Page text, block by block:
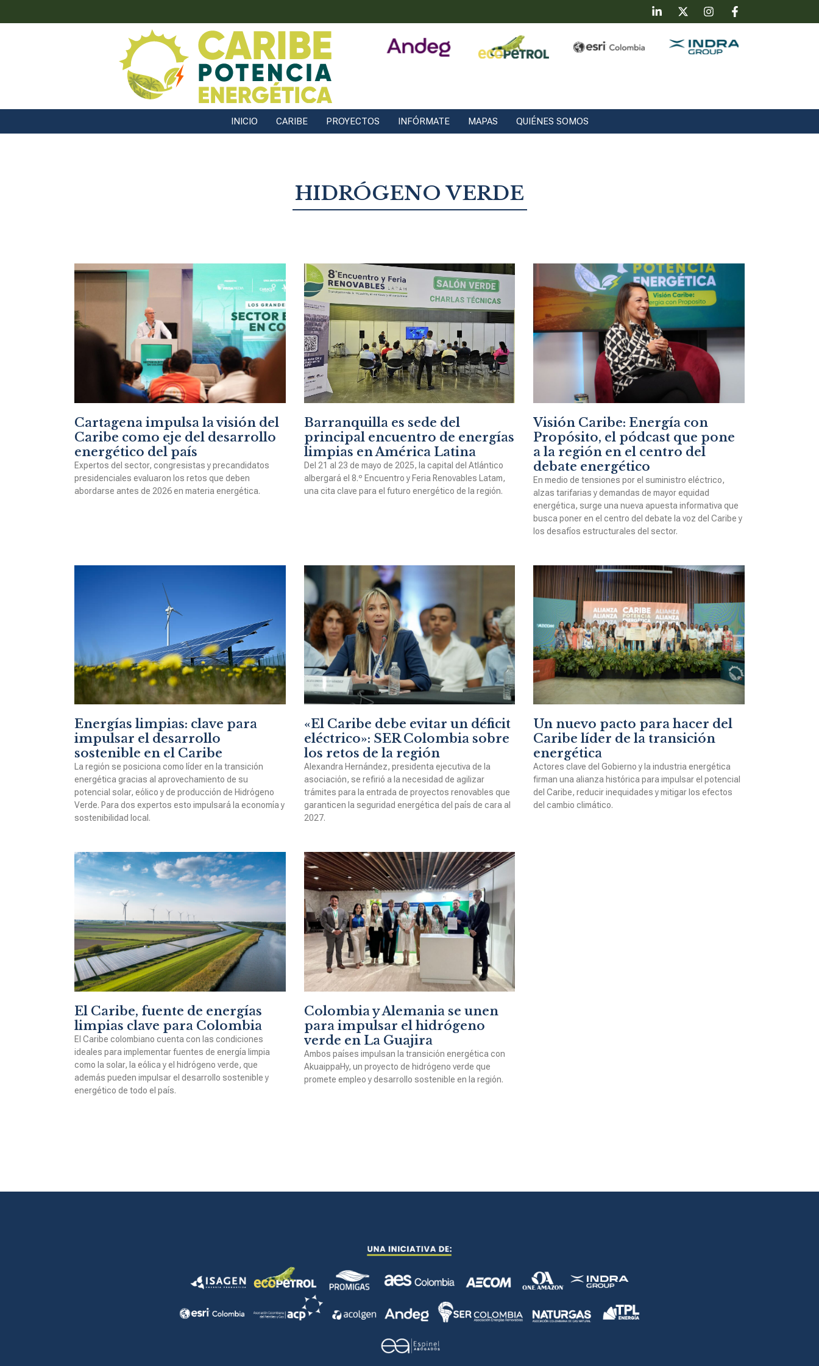
INICIO CARIBE PROYECTOS INFÓRMATE MAPAS QUIÉNES SOMOS
HIDRÓGENO VERDE
Cartagena impulsa la visión del
Caribe como eje del desarrollo
energético del país
Expertos del sector, congresistas y precandidatos
presidenciales evaluaron los retos que deben
abordarse antes de 2026 en materia energética.
Barranquilla es sede del
principal encuentro de energías
limpias en América Latina
Del 21 al 23 de mayo de 2025, la capital del Atlántico
albergará el 8.º Encuentro y Feria Renovables Latam,
una cita clave para el futuro energético de la región.
Visión Caribe: Energía con
Propósito, el pódcast que pone
a la región en el centro del
debate energético
En medio de tensiones por el suministro eléctrico,
alzas tarifarias y demandas de mayor equidad
energética, surge una nueva apuesta informativa que
busca poner en el centro del debate la voz del Caribe y
los desafíos estructurales del sector.
Energías limpias: clave para
impulsar el desarrollo
sostenible en el Caribe
La región se posiciona como líder en la transición
energética gracias al aprovechamiento de su
potencial solar, eólico y de producción de Hidrógeno
Verde. Para dos expertos esto impulsará la economía y
sostenibilidad local.
«El Caribe debe evitar un déficit
eléctrico»: SER Colombia sobre
los retos de la región
Alexandra Hernández, presidenta ejecutiva de la
asociación, se refirió a la necesidad de agilizar
trámites para la entrada de proyectos renovables que
garanticen la seguridad energética del país de cara al
2027.
Un nuevo pacto para hacer del
Caribe líder de la transición
energética
Actores clave del Gobierno y la industria energética
firman una alianza histórica para impulsar el potencial
del Caribe, reducir inequidades y mitigar los efectos
del cambio climático.
El Caribe, fuente de energías
limpias clave para Colombia
El Caribe colombiano cuenta con las condiciones
ideales para implementar fuentes de energía limpia
como la solar, la eólica y el hidrógeno verde, que
además pueden impulsar el desarrollo sostenible y
energético de todo el país.
Colombia y Alemania se unen
para impulsar el hidrógeno
verde en La Guajira
Ambos países impulsan la transición energética con
AkuaippaHy, un proyecto de hidrógeno verde que
promete empleo y desarrollo sostenible en la región.